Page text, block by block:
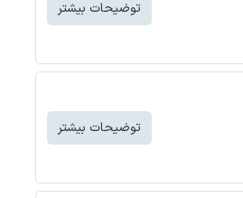
توضیحات بیشتر
توضیحات بیشتر